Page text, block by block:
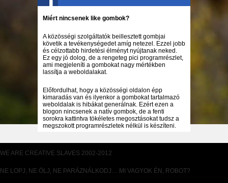
Miért nincsenek like gombok?
A közösségi szolgáltatók beillesztett gombjai
követik a tevékenységedet amíg netezel. Ezzel jobb
és célzottabb hirdetési élményt nyújtanak neked.
Ez egy jó dolog, de a rengeteg pici programrészlet,
ami megjeleníti a gombokat nagy mértékben
lassítja a weboldalakat.
Előfordulhat, hogy a közösségi oldalon épp
kimaradás van és ilyenkor a gombokat tartalmazó
weboldalak is hibákat generálnak. Ezért ezen a
blogon nincsenek a natív gombok, de a fenti
sorokra kattintva tökéletes megosztásokat tudsz a
megszokott programrészletek nélkül is készíteni.
WE ARE CREATIVE SLAVES 2002-2012
NE LOPJ, NE ÖLJ, NE PARÁZNÁLKODJ… MI VAGYOK ÉN, ROBOT?